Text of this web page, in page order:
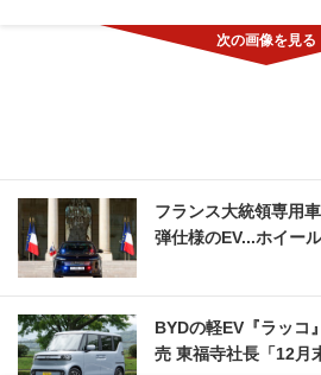
フランス大統領専用
弾仕様のEV...ホイー
BYDの軽EV『ラッコ
売 東福寺社長「12月